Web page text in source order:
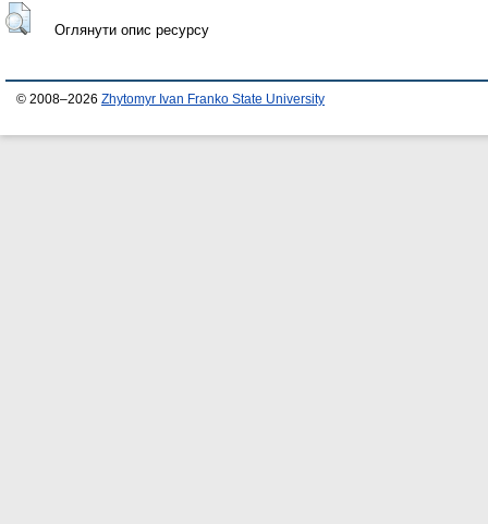
Оглянути опис ресурсу
© 2008–2026 Zhytomyr Ivan Franko State University